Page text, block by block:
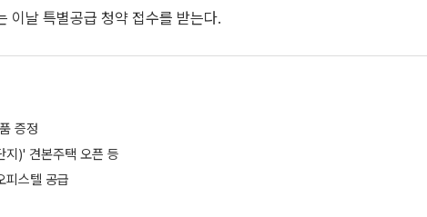
이날 특별공급 청약 접수를 받는다.
증정
지)' 견본주택 오픈 등
피스텔 공급